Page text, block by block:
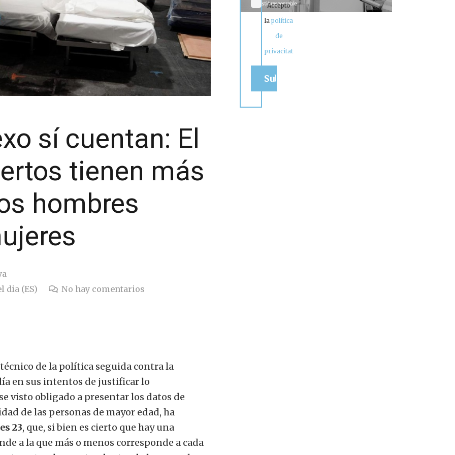
sí cuentan: El
tienen más
hombres
dia (ES)
No hay comentarios
de la política seguida contra la
en sus intentos de justificar lo
visto obligado a presentar los datos de
de las personas de mayor edad, ha
23, que, si bien es cierto que hay una
a la que más o menos corresponde a cada
Accepto
lapolítica
de
privacitat